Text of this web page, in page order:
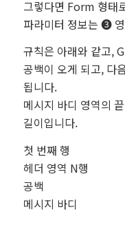
그렇다면 Form 형태
파라미터 정보는 ❸
규칙은 아래와 같고,
공백이 오게 되고, 다
됩니다.
메시지 바디 영역의
길이입니다.
첫 번째 행
헤더 영역 N행
공백
메시지 바디